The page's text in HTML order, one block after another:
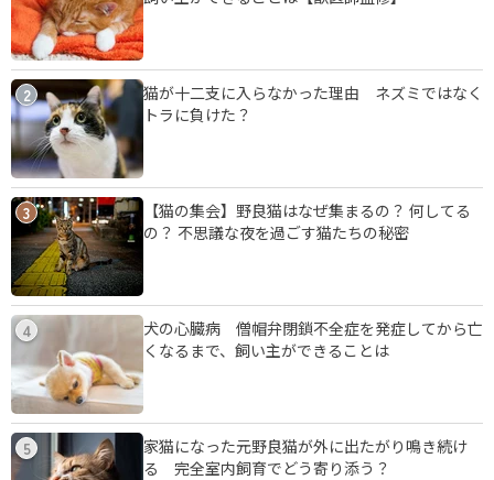
2
猫が十二支に入らなかった理由 ネズミではなく
トラに負けた？
3
【猫の集会】野良猫はなぜ集まるの？ 何してる
の？ 不思議な夜を過ごす猫たちの秘密
4
犬の心臓病 僧帽弁閉鎖不全症を発症してから亡
くなるまで、飼い主ができることは
5
家猫になった元野良猫が外に出たがり鳴き続け
る 完全室内飼育でどう寄り添う？